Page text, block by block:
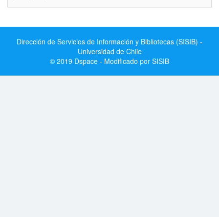
Dirección de Servicios de Información y Bibliotecas (SISIB) -
Universidad de Chile
© 2019 Dspace - Modificado por SISIB